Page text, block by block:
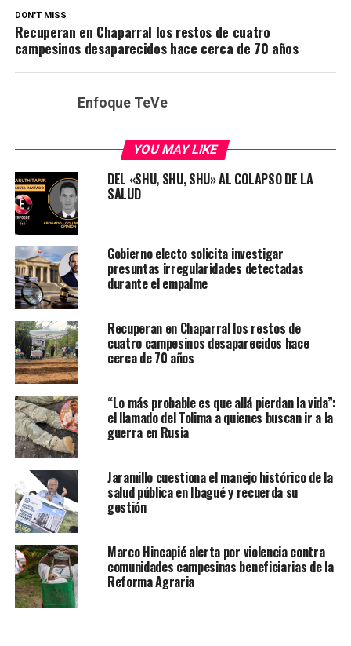
DON'T MISS
Recuperan en Chaparral los restos de cuatro
campesinos desaparecidos hace cerca de 70 años
Enfoque TeVe
YOU MAY LIKE
DEL «SHU, SHU, SHU» AL COLAPSO DE LA
SALUD
Gobierno electo solicita investigar
presuntas irregularidades detectadas
durante el empalme
Recuperan en Chaparral los restos de
cuatro campesinos desaparecidos hace
cerca de 70 años
“Lo más probable es que allá pierdan la vida”:
el llamado del Tolima a quienes buscan ir a la
guerra en Rusia
Jaramillo cuestiona el manejo histórico de la
salud pública en Ibagué y recuerda su
gestión
Marco Hincapié alerta por violencia contra
comunidades campesinas beneficiarias de la
Reforma Agraria